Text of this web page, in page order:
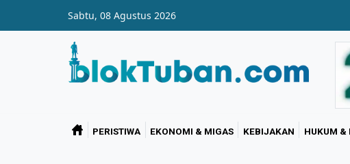
Sabtu, 08 Agustus 2026
PERISTIWA EKONOMI & MIGAS KEBIJAKAN HUKUM &